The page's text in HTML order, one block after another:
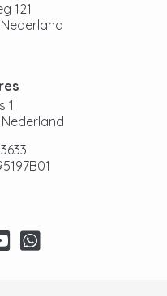
121
Nederland
1
Nederland